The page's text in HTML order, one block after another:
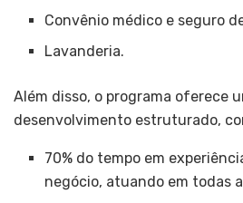
Convênio médico e seguro
Lavanderia.
Além disso, o programa oferece
desenvolvimento estruturado,
70% do tempo em
negócio, atuando em todas